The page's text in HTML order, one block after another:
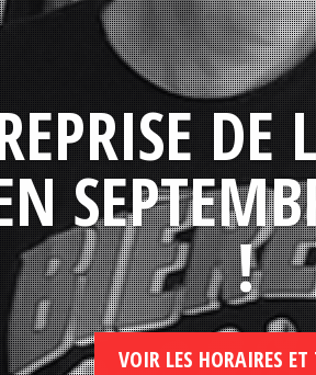
DE
!
VOIR LES HORAIRES ET